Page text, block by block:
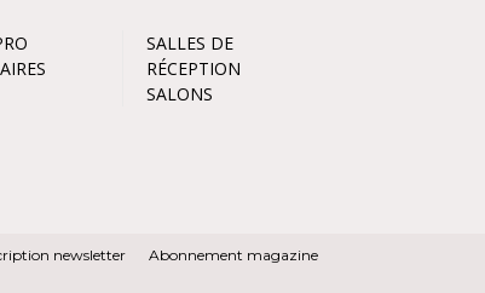
SALLES DE
RÉCEPTION
SALONS
newsletter Abonnement magazine